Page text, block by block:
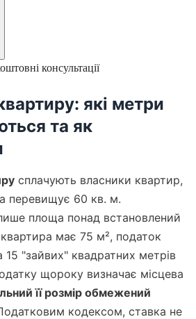
консультації
які метри
та як
сплачують власники квартир,
перевищує 60 кв. м.
площа понад встановлений
має 75 м², податок
"зайвих" квадратних метрів
щороку визначає місцева
її розмір обмежений
кодексом, ставка не